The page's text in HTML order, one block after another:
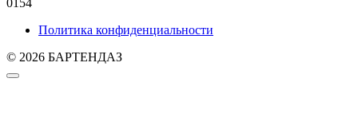
0154
Политика конфиденциальности
© 2026 БАРТЕНДАЗ